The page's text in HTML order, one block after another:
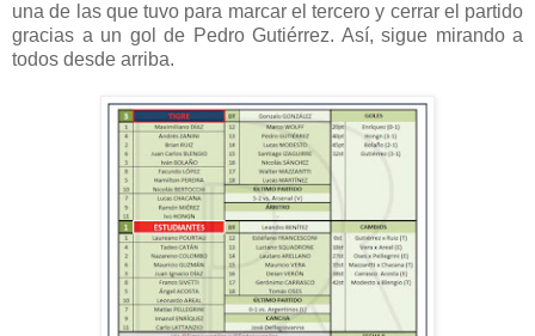
una de las que tuvo para marcar el tercero y cerrar el partido
gracias a un gol de Pedro Gutiérrez. Así, sigue mirando a
todos desde arriba.